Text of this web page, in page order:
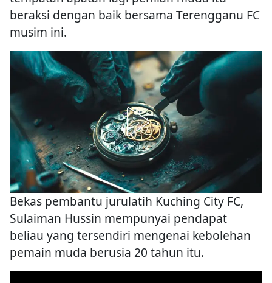
beraksi dengan baik bersama Terengganu FC
musim ini.
Bekas pembantu jurulatih Kuching City FC,
Sulaiman Hussin mempunyai pendapat
beliau yang tersendiri mengenai kebolehan
pemain muda berusia 20 tahun itu.